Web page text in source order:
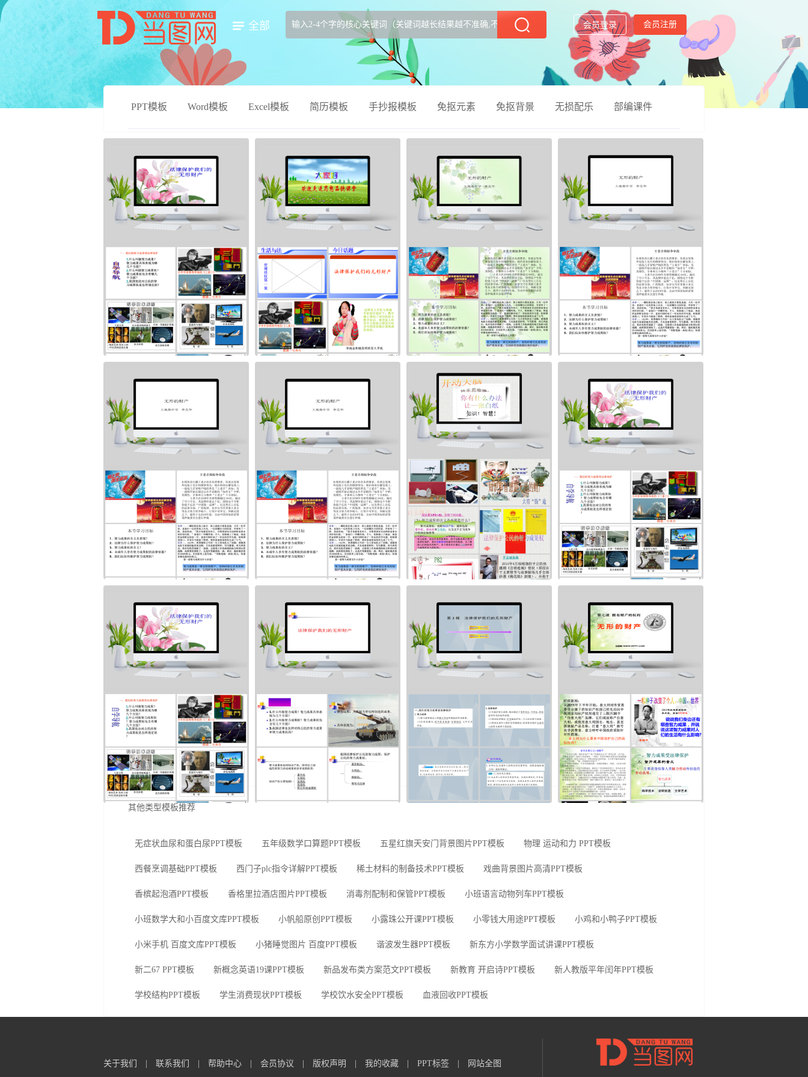
全部 会员登录 会员注册
PPT模板 Word模板 Excel模板 简历模板 手抄报模板 免抠元素 免抠背景 无损配乐 部编课件
其他类型模板推荐
无症状血尿和蛋白尿PPT模板 五年级数学口算题PPT模板 五星红旗天安门背景图片PPT模板 物理 运动和力 PPT模板
西餐烹调基础PPT模板 西门子plc指令详解PPT模板 稀土材料的制备技术PPT模板 戏曲背景图片高清PPT模板
香槟起泡酒PPT模板 香格里拉酒店图片PPT模板 消毒剂配制和保管PPT模板 小班语言动物列车PPT模板
小班数学大和小百度文库PPT模板 小帆船原创PPT模板 小露珠公开课PPT模板 小零钱大用途PPT模板 小鸡和小鸭子PPT模板
小米手机 百度文库PPT模板 小猪睡觉图片 百度PPT模板 谐波发生器PPT模板 新东方小学数学面试讲课PPT模板
新二67 PPT模板 新概念英语19课PPT模板 新品发布类方案范文PPT模板 新教育 开启诗PPT模板 新人教版平年闰年PPT模板
学校结构PPT模板 学生消费现状PPT模板 学校饮水安全PPT模板 血液回收PPT模板
关于我们 联系我们 帮助中心 会员协议 版权声明 我的收藏 PPT标签 网站全图